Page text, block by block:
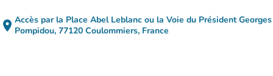
place Accès par la Place Abel Leblanc ou la Voie du Président Georges
Pompidou, 77120 Coulommiers, France(abrir en Google Maps)
(nueva pestaña)